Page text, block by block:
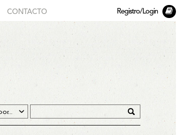
CONTACTO Registro/Login